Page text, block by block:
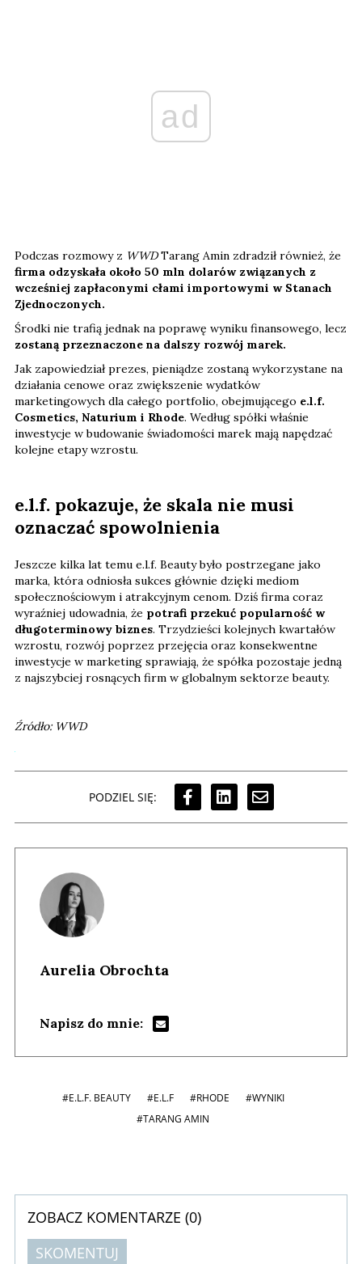
ad
Podczas rozmowy z WWDTarang Amin zdradził również, że
firma odzyskała około 50 mln dolarów związanych z
wcześniej zapłaconymi cłami importowymi w Stanach
Zjednoczonych.
Środki nie trafią jednak na poprawę wyniku finansowego, lecz
zostaną przeznaczone na dalszy rozwój marek.
Jak zapowiedział prezes, pieniądze zostaną wykorzystane na
działania cenowe oraz zwiększenie wydatków
marketingowych dla całego portfolio, obejmującego e.l.f.
Cosmetics, Naturium i Rhode. Według spółki właśnie
inwestycje w budowanie świadomości marek mają napędzać
kolejne etapy wzrostu.
e.l.f. pokazuje, że skala nie musi
oznaczać spowolnienia
Jeszcze kilka lat temu e.l.f. Beauty było postrzegane jako
marka, która odniosła sukces głównie dzięki mediom
społecznościowym i atrakcyjnym cenom. Dziś firma coraz
wyraźniej udowadnia, że potrafi przekuć popularność w
długoterminowy biznes. Trzydzieści kolejnych kwartałów
wzrostu, rozwój poprzez przejęcia oraz konsekwentne
inwestycje w marketing sprawiają, że spółka pozostaje jedną
z najszybciej rosnących firm w globalnym sektorze beauty.
Źródło: WWD
PODZIEL SIĘ:
Aurelia Obrochta
Napisz do mnie:
#E.L.F. BEAUTY #E.L.F #RHODE
#WYNIKI
#TARANG AMIN
ZOBACZ KOMENTARZE (0)
SKOMENTUJ